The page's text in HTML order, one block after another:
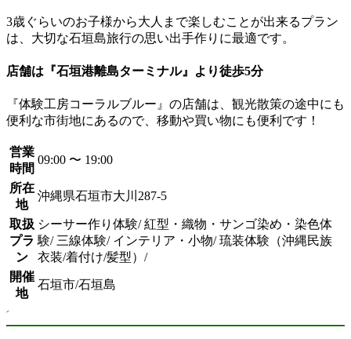
3歳ぐらいのお子様から大人まで楽しむことが出来るプラン
は、大切な石垣島旅行の思い出手作りに最適です。
店舗は『石垣港離島ターミナル』より徒歩5分
『体験工房コーラルブルー』の店舗は、観光散策の途中にも
便利な市街地にあるので、移動や買い物にも便利です！
営業
時間
09:00 〜 19:00
所在
地
沖縄県石垣市大川287-5
取扱
プラ
ン
シーサー作り体験/ 紅型・織物・サンゴ染め・染色体
験/ 三線体験/ インテリア・小物/ 琉装体験（沖縄民族
衣装/着付け/髪型）/
開催
地
石垣市/石垣島